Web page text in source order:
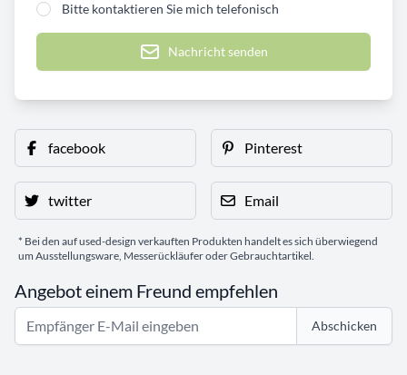
Bitte kontaktieren Sie mich telefonisch
Nachricht senden
facebook Pinterest
twitter Email
* Bei den auf used-design verkauften Produkten handelt es sich überwiegend
um Ausstellungsware, Messerückläufer oder Gebrauchtartikel.
Angebot einem Freund empfehlen
Abschicken